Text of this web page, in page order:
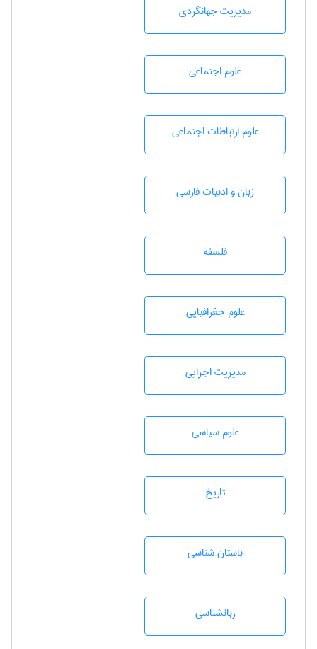
مديريت جهانگردی
علوم اجتماعی
علوم ارتباطات اجتماعی
زبان و ادبيات فارسی
فلسفه
علوم جغرافيايی
مديريت اجرايی
علوم سياسی
تاريخ
باستان شناسی
زبانشناسی